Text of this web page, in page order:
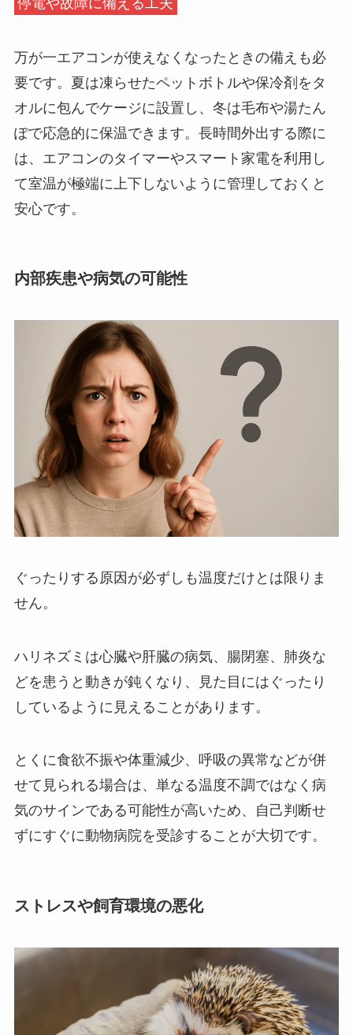
停電や故障に備える工夫
万が一エアコンが使えなくなったときの備えも必
要です。夏は凍らせたペットボトルや保冷剤をタ
オルに包んでケージに設置し、冬は毛布や湯たん
ぽで応急的に保温できます。長時間外出する際に
は、エアコンのタイマーやスマート家電を利用し
て室温が極端に上下しないように管理しておくと
安心です。
内部疾患や病気の可能性
ぐったりする原因が必ずしも温度だけとは限りま
せん。
ハリネズミは心臓や肝臓の病気、腸閉塞、肺炎な
どを患うと動きが鈍くなり、見た目にはぐったり
しているように見えることがあります。
とくに食欲不振や体重減少、呼吸の異常などが併
せて見られる場合は、単なる温度不調ではなく病
気のサインである可能性が高いため、自己判断せ
ずにすぐに動物病院を受診することが大切です。
ストレスや飼育環境の悪化